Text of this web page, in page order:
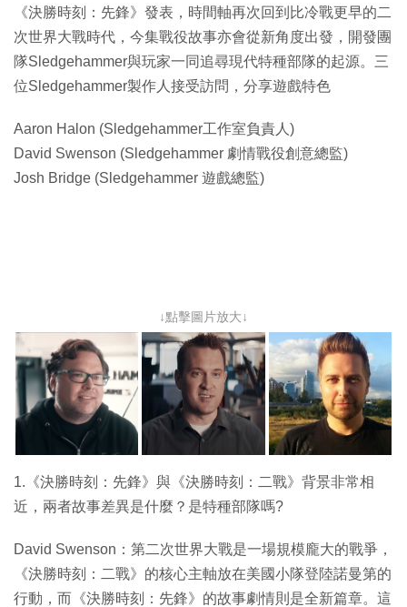
《決勝時刻：先鋒》發表，時間軸再次回到比冷戰更早的二
次世界大戰時代，今集戰役故事亦會從新角度出發，開發團
隊Sledgehammer與玩家一同追尋現代特種部隊的起源。三
位Sledgehammer製作人接受訪問，分享遊戲特色
Aaron Halon (Sledgehammer工作室負責人)
David Swenson (Sledgehammer 劇情戰役創意總監)
Josh Bridge (Sledgehammer 遊戲總監)
↓點擊圖片放大↓
1.《決勝時刻：先鋒》與《決勝時刻：二戰》背景非常相
近，兩者故事差異是什麼？是特種部隊嗎?
David Swenson：第二次世界大戰是一場規模龐大的戰爭，
《決勝時刻：二戰》的核心主軸放在美國小隊登陸諾曼第的
行動，而《決勝時刻：先鋒》的故事劇情則是全新篇章。這